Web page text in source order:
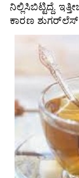
ನಿಲ್ಲಿಸಿಬಿಟ್ಟಿದ್ದೆ.
ಕಾರಣ ಶುಗರ್‌ಲೆಸ್